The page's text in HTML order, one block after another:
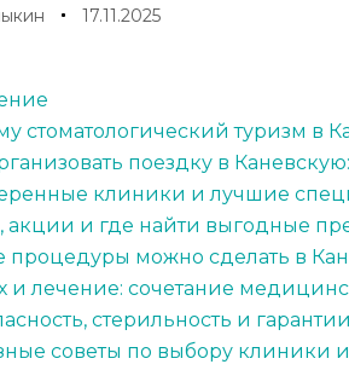
17.11.2025
стоматологический туризм в
поездку в
клиники и лучшие
акции и где найти выгодные
процедуры можно сделать в
и лечение: сочетание
стерильность и гарантии
советы по выбору клиники